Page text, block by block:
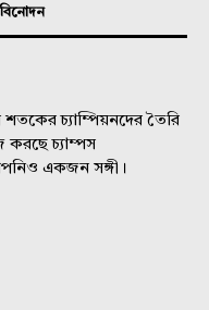
বিনোদন
চ্যাম্পিয়নদের তৈরি
করছে চ্যাম্পস
একজন সঙ্গী।